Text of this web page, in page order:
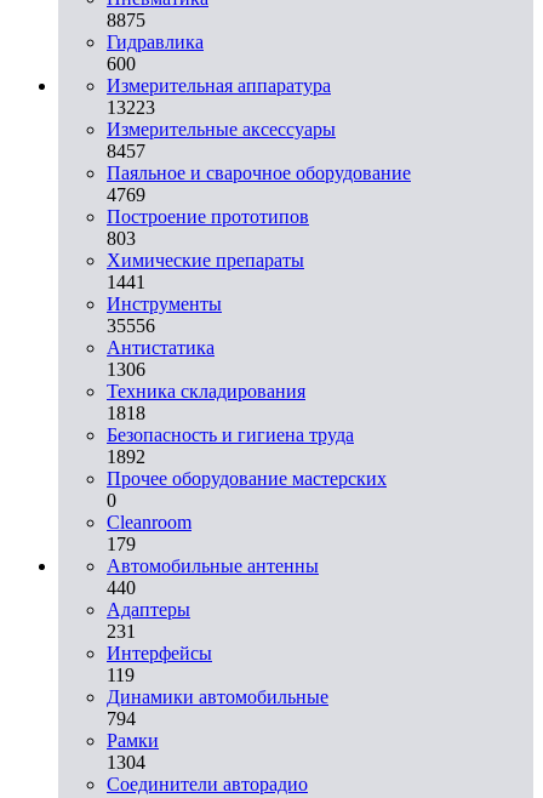
8875
Гидравлика
600
Измерительная аппаратура
13223
Измерительные аксессуары
8457
Паяльное и сварочное оборудование
4769
Построение прототипов
803
Химические препараты
1441
Инструменты
35556
Aнтистатика
1306
Техника складирования
1818
Безопасность и гигиена труда
1892
Прочее оборудование мастерских
0
Cleanroom
179
Автомобильные антенны
440
Адаптеры
231
Интерфейсы
119
Динамики автомобильные
794
Рамки
1304
Соединители авторадио